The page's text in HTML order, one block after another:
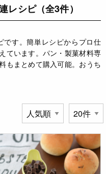
レシピ（全3件）
です。簡単レシピからプロ仕
ています。パン・製菓材料専
もまとめて購入可能。おうち